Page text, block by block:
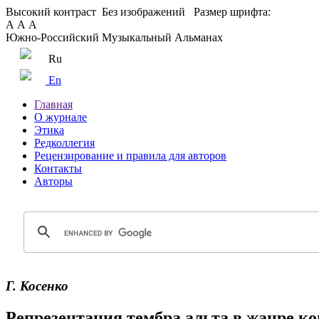
Высокий контраст Без изображений
Размер шрифта:
А А А
Южно-Российский Музыкальный Альманах
Ru
En
Главная
О журнале
Этика
Редколлегия
Рецензирование и правила для авторов
Контакты
Авторы
Г. Косенко